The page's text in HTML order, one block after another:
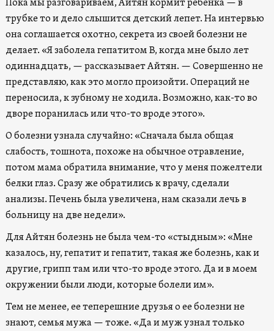
Пока мы разговариваем, Айтян кормит ребенка — в
трубке то и дело слышится детский лепет. На интервью
она соглашается охотно, секрета из своей болезни не
делает. «Я заболела гепатитом В, когда мне было лет
одиннадцать, — рассказывает Айтян. — Совершенно не
представляю, как это могло произойти. Операций не
переносила, к зубному не ходила. Возможно, как-то во
дворе поранилась или что-то вроде этого».
О болезни узнала случайно: «Сначала была общая
слабость, тошнота, похоже на обычное отравление,
потом мама обратила внимание, что у меня пожелтели
белки глаз. Сразу же обратились к врачу, сделали
анализы. Печень была увеличена, нам сказали лечь в
больницу на две недели».
Для Айтян болезнь не была чем-то «стыдным»: «Мне
казалось, ну, гепатит и гепатит, такая же болезнь, как и
другие, грипп там или что-то вроде этого. Да и в моем
окружении были люди, которые болели им».
Тем не менее, ее теперешние друзья о ее болезни не
знают, семья мужа — тоже. «Да и муж узнал только